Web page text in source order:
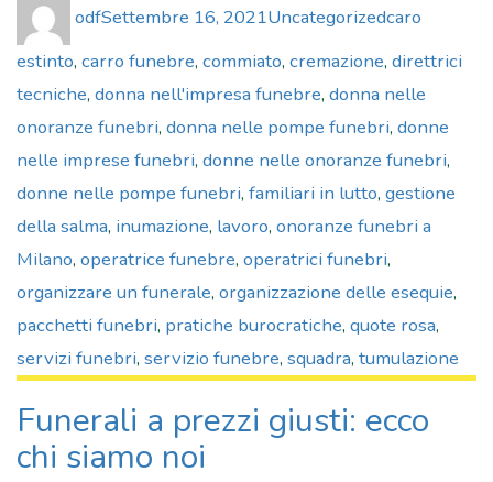
odfon
Settembre 16, 2021Uncategorizedcaro
estinto, carro funebre, commiato, cremazione, direttrici
tecniche, donna nell'impresa funebre, donna nelle
onoranze funebri, donna nelle pompe funebri, donne
nelle imprese funebri, donne nelle onoranze funebri,
donne nelle pompe funebri, familiari in lutto, gestione
della salma, inumazione, lavoro, onoranze funebri a
Milano, operatrice funebre, operatrici funebri,
organizzare un funerale, organizzazione delle esequie,
pacchetti funebri, pratiche burocratiche, quote rosa,
servizi funebri, servizio funebre, squadra, tumulazione
Funerali a prezzi giusti: ecco
chi siamo noi